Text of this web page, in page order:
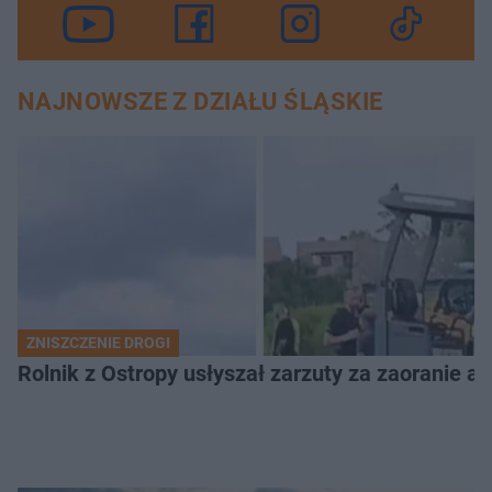
NAJNOWSZE Z DZIAŁU ŚLĄSKIE
ZNISZCZENIE DROGI
Rolnik z Ostropy usłyszał zarzuty za zaoranie